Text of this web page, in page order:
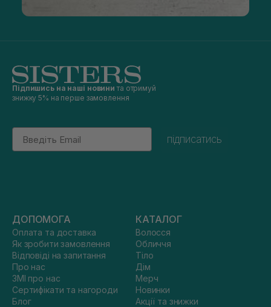
Підпишись на наші новини та отримуй
знижку 5% на перше замовлення
Email
підписатись
ДОПОМОГА
Оплата та доставка
Як зробити замовлення
Відповіді на запитання
Про нас
ЗМІ про нас
Сертифікати та нагороди
Блог
КАТАЛОГ
Волосся
Обличчя
Тіло
Дім
Мерч
Новинки
Акції та знижки